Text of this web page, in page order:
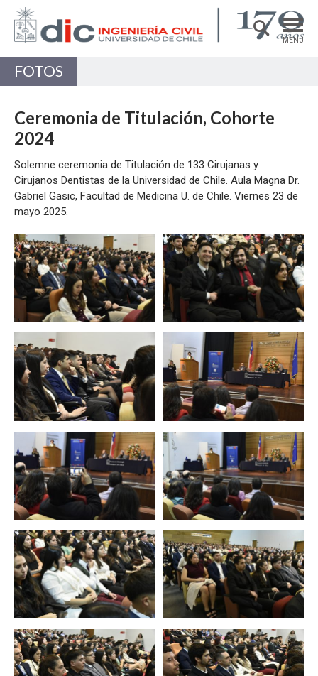
MENÚ
POSTGRADO
INVESTIGACIÓN
Estructuras, Construcción y Geotecnia
Ingeniería de Transporte
Recursos Hídricos y Medio Ambiente
FOTOS
Ceremonia de Titulación, Cohorte
2024
Solemne ceremonia de Titulación de 133 Cirujanas y
Cirujanos Dentistas de la Universidad de Chile. Aula Magna Dr.
Gabriel Gasic, Facultad de Medicina U. de Chile. Viernes 23 de
mayo 2025.
Zoom Zoom
Zoom
Zoom Zoom
Zoom Zoom
Zoom Zoom